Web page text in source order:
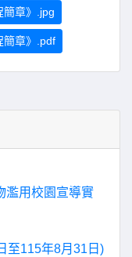
簡章》.jpg
簡章》.pdf
濫用校園宣導實
至115年8月31日)